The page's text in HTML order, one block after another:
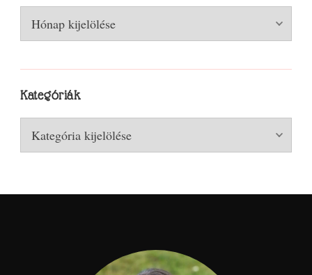
Arhívum
Kategóriák
Kategóriák